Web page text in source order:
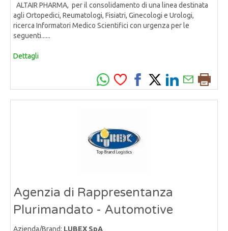
ALTAIR PHARMA, per il consolidamento di una linea destinata
agli Ortopedici, Reumatologi, Fisiatri, Ginecologi e Urologi,
ricerca Informatori Medico Scientifici con urgenza per le
seguenti......
Dettagli
Agenzia di Rappresentanza
Plurimandato - Automotive
Azienda/Brand: LUBEX SpA